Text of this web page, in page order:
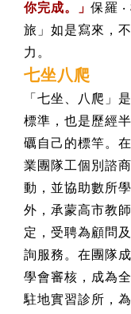
你完成。」保羅
旅」如是寫來，
力。
七坐八爬
「七坐、八爬」
標準，也是歷經
礪自己的標竿。
業團隊工個別諮
動，並協助數所
外，承蒙高市教
定，受聘為顧問
詢服務。在團隊
學會審核，成為
駐地實習診所，